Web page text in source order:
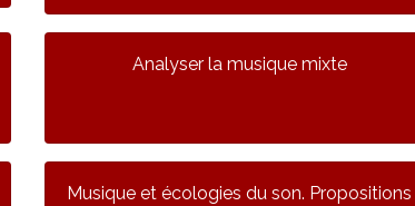
Analyser la musique mixte
Musique et écologies du son. Propositions